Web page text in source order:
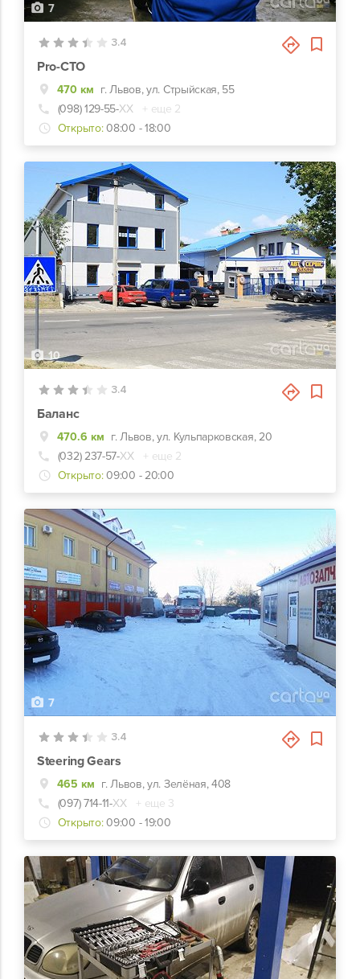
7
3.4
Pro-СТО
470 км г. Львов, ул. Стрыйская, 55
(098) 129-55-ХХ
+ еще 2
Открыто: 08:00 - 18:00
10
3.4
Баланс
470.6 км г. Львов, ул. Кульпарковская, 20
(032) 237-57-ХХ
+ еще 2
Открыто: 09:00 - 20:00
7
3.4
Steering Gears
465 км г. Львов, ул. Зелёная, 408
(097) 714-11-ХХ
+ еще 3
Открыто: 09:00 - 19:00